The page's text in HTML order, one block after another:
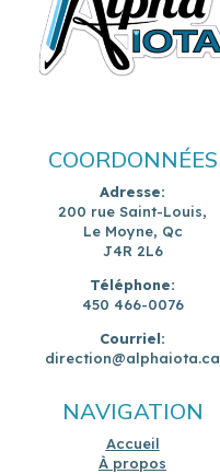
COORDONNÉES
Adresse:
200 rue Saint-Louis,
Le Moyne, Qc
J4R 2L6
Téléphone:
450 466-0076
Courriel:
direction@alphaiota.ca
NAVIGATION
Accueil
À propos